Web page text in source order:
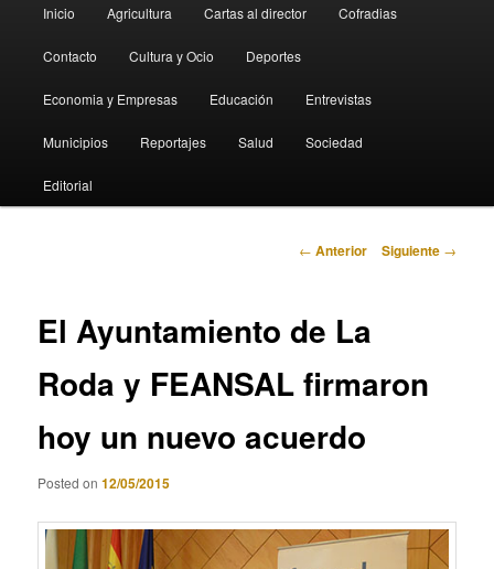
principal
Inicio Agricultura Cartas al director Cofradias
Contacto Cultura y Ocio Deportes
Economia y Empresas Educación Entrevistas
Municipios Reportajes Salud Sociedad
Editorial
Navegación
← Anterior Siguiente →
El Ayuntamiento de La
Roda y FEANSAL firmaron
hoy un nuevo acuerdo
Posted on12/05/2015